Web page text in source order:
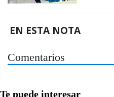
EN ESTA NOTA
Comentarios